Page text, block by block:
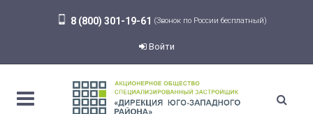
8 (800) 301-19-61 (Звонок по России бесплатный)
Войти